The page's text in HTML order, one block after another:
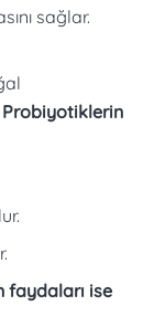
sağlar.
Probiyotiklerin
faydaları ise